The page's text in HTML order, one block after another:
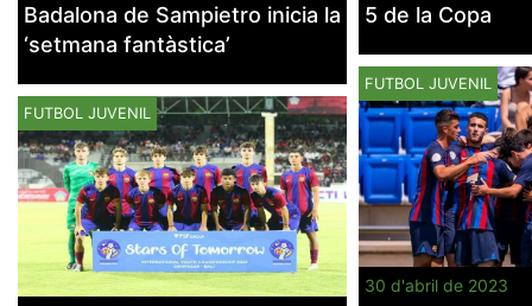
Badalona de Sampietro inicia la
‘setmana fantàstica’
5 de la Copa
FUTBOL JUVENIL
FUTBOL JUVENIL
30 d'abril de 2023